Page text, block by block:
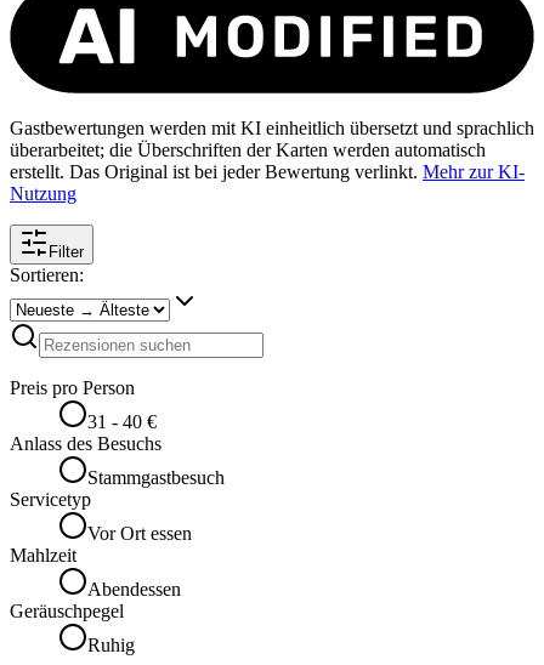
Gastbewertungen werden mit KI einheitlich übersetzt und sprachlich
überarbeitet; die Überschriften der Karten werden automatisch
erstellt. Das Original ist bei jeder Bewertung verlinkt. Mehr zur KI-
Nutzung
Filter
Sortieren:
Preis pro Person
31 - 40 €
Anlass des Besuchs
Stammgastbesuch
Servicetyp
Vor Ort essen
Mahlzeit
Abendessen
Geräuschpegel
Ruhig